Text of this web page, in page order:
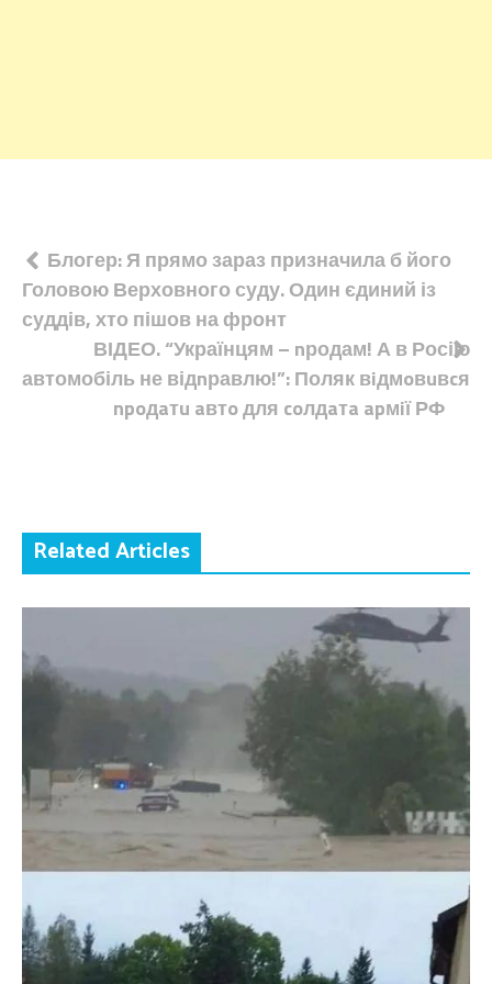
Навігація
записів
Блогер: Я прямо зараз призначила б його
Головою Верховного суду. Один єдиний із
суддів, хто пішов на фронт
ВІДЕО. “Українцям – nродам! А в Росію
автомобіль не відnравлю!”: Поляк вiдмoвuвcя
npoдaтu aвтo для coлдaтa apмiї РФ
Related Articles